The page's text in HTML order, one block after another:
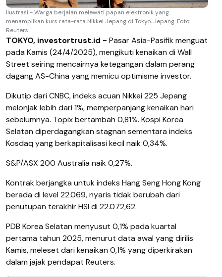
Ilustrasi - Warga berjalan melewati papan elektronik yang
menampilkan kurs rata-rata Nikkei Jepang di Tokyo, Jepang. Foto:
Reuters
TOKYO, investortrust.id - Pasar Asia-Pasifik menguat
pada Kamis (24/4/2025), mengikuti kenaikan di Wall
Street seiring mencairnya ketegangan dalam perang
dagang AS-China yang memicu optimisme investor.
Dikutip dari CNBC, indeks acuan Nikkei 225 Jepang
melonjak lebih dari 1%, memperpanjang kenaikan hari
sebelumnya. Topix bertambah 0,81%. Kospi Korea
Selatan diperdagangkan stagnan sementara indeks
Kosdaq yang berkapitalisasi kecil naik 0,34%.
S&P/ASX 200 Australia naik 0,27%.
Kontrak berjangka untuk indeks Hang Seng Hong Kong
berada di level 22.069, nyaris tidak berubah dari
penutupan terakhir HSI di 22.072,62.
PDB Korea Selatan menyusut 0,1% pada kuartal
pertama tahun 2025, menurut data awal yang dirilis
Kamis, meleset dari kenaikan 0,1% yang diperkirakan
dalam jajak pendapat Reuters.